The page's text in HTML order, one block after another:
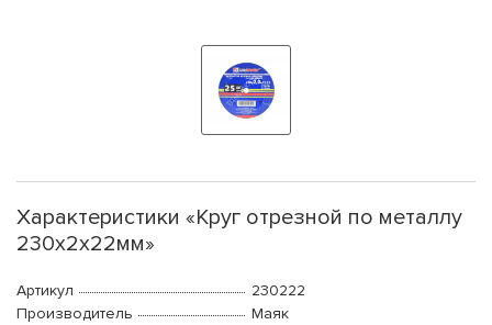
Характеристики «Круг отрезной по металлу
230х2х22мм»
Артикул
230222
Производитель
Маяк